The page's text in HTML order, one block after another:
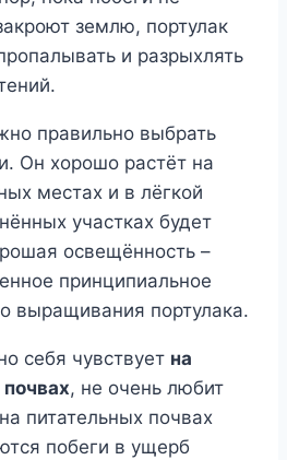
землю, портулак
и разрыхлять
правильно выбрать
Он хорошо растёт на
местах и в лёгкой
участках будет
освещённость –
принципиальное
выращивания портулака.
себя чувствует на
, не очень любит
питательных почвах
побеги в ущерб